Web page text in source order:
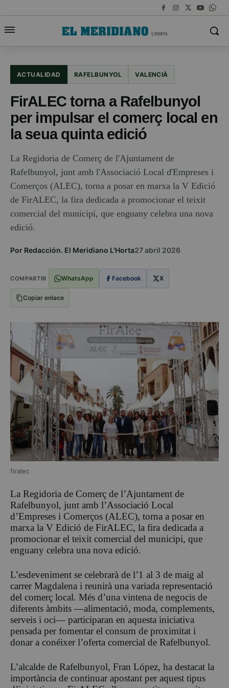
ACTUALIDAD RAFELBUNYOL VALENCIÀ
FirALEC torna a Rafelbunyol
per impulsar el comerç local en
la seua quinta edició
La Regidoria de Comerç de l'Ajuntament de
Rafelbunyol, junt amb l'Associació Local d'Empreses i
Comerços (ALEC), torna a posar en marxa la V Edició
de FirALEC, la fira dedicada a promocionar el teixit
comercial del municipi, que enguany celebra una nova
edició.
Por Redacción. El Meridiano L'Horta27 abril 2026
COMPARTIR WhatsApp Facebook X
Copiar enlace
firalec
La Regidoria de Comerç de l’Ajuntament de
Rafelbunyol, junt amb l’Associació Local
d’Empreses i Comerços (ALEC), torna a posar en
marxa la V Edició de FirALEC, la fira dedicada a
promocionar el teixit comercial del municipi, que
enguany celebra una nova edició.
L’esdeveniment se celebrarà de l’1 al 3 de maig al
carrer Magdalena i reunirà una variada representació
del comerç local. Més d’una vintena de negocis de
diferents àmbits —alimentació, moda, complements,
serveis i oci— participaran en aquesta iniciativa
pensada per fomentar el consum de proximitat i
donar a conéixer l’oferta comercial de Rafelbunyol.
L’alcalde de Rafelbunyol, Fran López, ha destacat la
importància de continuar apostant per aquest tipus